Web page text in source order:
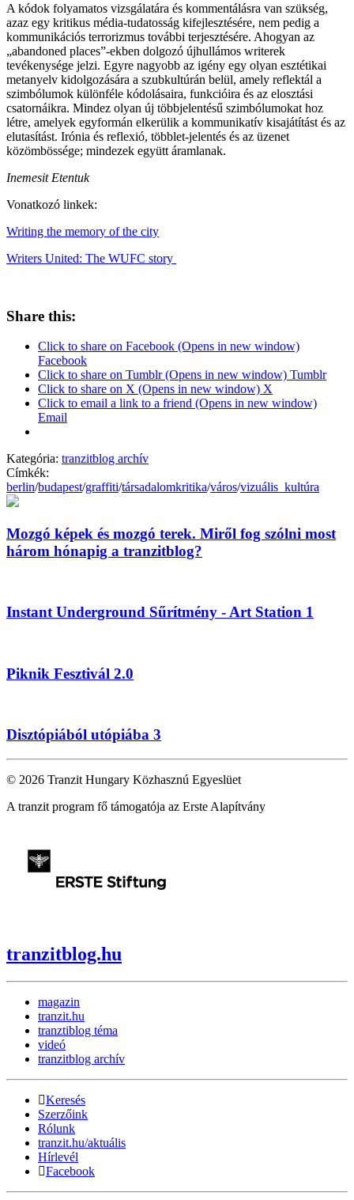
A kódok folyamatos vizsgálatára és kommentálásra van szükség,
azaz egy kritikus média-tudatosság kifejlesztésére, nem pedig a
kommunikációs terrorizmus további terjesztésére. Ahogyan az
„abandoned places”-ekben dolgozó újhullámos writerek
tevékenysége jelzi. Egyre nagyobb az igény egy olyan esztétikai
metanyelv kidolgozására a szubkultúrán belül, amely reflektál a
szimbólumok különféle kódolásaira, funkcióira és az elosztási
csatornáikra. Mindez olyan új többjelentésű szimbólumokat hoz
létre, amelyek egyformán elkerülik a kommunikatív kisajátítást és az
elutasítást. Irónia és reflexió, többlet-jelentés és az üzenet
közömbössége; mindezek együtt áramlanak.
Inemesit Etentuk
Vonatkozó linkek:
Writing the memory of the city
Writers United: The WUFC story
Share this:
Click to share on Facebook (Opens in new window)
Facebook
Click to share on Tumblr (Opens in new window) Tumblr
Click to share on X (Opens in new window) X
Click to email a link to a friend (Opens in new window)
Email
Kategória: tranzitblog archív
Címkék:
berlin/budapest/graffiti/társadalomkritika/város/vizuális_kultúra
Mozgó képek és mozgó terek. Miről fog szólni most
három hónapig a tranzitblog?
Instant Underground Sűrítmény - Art Station 1
Piknik Fesztivál 2.0
Disztópiából utópiába 3
© 2026 Tranzit Hungary Közhasznú Egyeslüet
A tranzit program fő támogatója az Erste Alapítvány
tranzitblog.hu
magazin
tranzit.hu
tranztiblog téma
videó
tranzitblog archív
Keresés
Szerzőink
Rólunk
tranzit.hu/aktuális
Hírlevél
Facebook